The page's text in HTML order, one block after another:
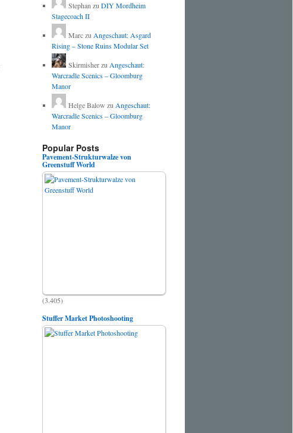
StephanzuDIY Mordheim
Stagecoach II
MarczuAngeschaut: Asgard
Rising – Stone Ruins Modular Set
SkirmisherzuAngeschaut:
Warcradle Scenics – Gloomburg
Manor
Helge Balow zuAngeschaut:
Warcradle Scenics – Gloomburg
Manor
Popular Posts
Pavement-Strukturwalze von
Greenstuff World
(3.405)
Stuffer Market Photoshooting